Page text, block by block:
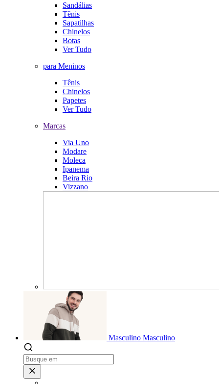
Sandálias
Tênis
Sapatilhas
Chinelos
Botas
Ver Tudo
para Meninos
Tênis
Chinelos
Papetes
Ver Tudo
Marcas
Via Uno
Modare
Moleca
Ipanema
Beira Rio
Vizzano
Masculino Masculino